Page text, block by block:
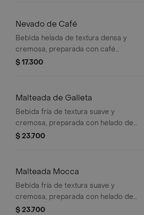
Nevado de Café
Bebida helada de textura densa y
cremosa, preparada con café
espresso, mezcla láctea, hielo y
$ 17.300
Malteada de Galleta
Bebida fría de textura suave y
cremosa, preparada con helado de
café, leche y galleta oreo.
$ 23.700
Malteada Mocca
Bebida fría de textura suave y
cremosa, preparada con helado de
café, leche y chocolate.
$ 23.700